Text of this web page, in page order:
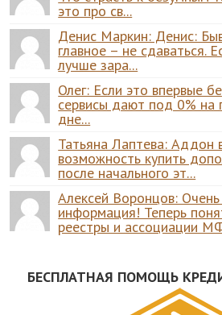
это про св...
Денис Маркин: Денис:
главное – не сдаваться.
лучше зара...
Олег: Если это впервые
сервисы дают под 0% на
дне...
Татьяна Лаптева: Аддон
возможность купить
после начального эт...
Алексей Воронцов:
информация! Теперь
реестры и ассоциации
БЕСПЛАТНАЯ ПОМОЩЬ